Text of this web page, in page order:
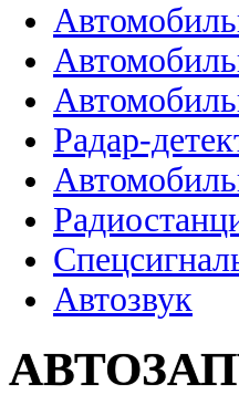
Радар-
Автозвук